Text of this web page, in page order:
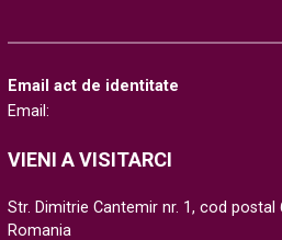
Email act de identitate
Email:
VIENI A VISITARCI
Str. Dimitrie Cantemir nr. 1, cod postal
Romania